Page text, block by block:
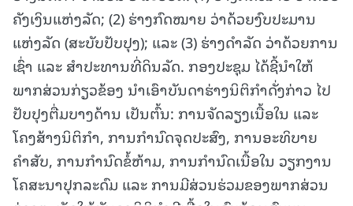
ຄັງເງິນແຫ່ງລັດ; (2) ຮ່າງກົດໝາຍ ວ່າດ້ວຍງົບປະມານ
ແຫ່ງລັດ (ສະບັບປັບປຸງ); ແລະ (3) ຮ່າງດໍາລັດ ວ່າດ້ວຍການ
ເຊົ່າ ແລະ ສຳປະທານທີ່ດິນລັດ. ກອງປະຊຸມ ໄດ້ຊີ້ນໍາໃຫ້
ພາກສ່ວນກ່ຽວຂ້ອງ ນໍາເອົາບັນດາຮ່າງນິຕິກຳດັ່ງກ່າວ ໄປ
ປັບປຸງຕື່ມບາງດ້ານ ເປັນຕົ້ນ: ການຈັດລຽງເນື້ອໃນ ແລະ
ໂຄງສ້າງນິຕິກຳ, ການກຳນົດຈຸດປະສົງ, ການອະທິບາຍ
ຄຳສັບ, ການກຳນົດຂໍ້ຫ້າມ, ການກຳນົດເນື້ອໃນ ວຽກງານ
ໂຄສະນາປຸກລະດົມ ແລະ ການມີສ່ວນຮ່ວມຂອງພາກສ່ວນ